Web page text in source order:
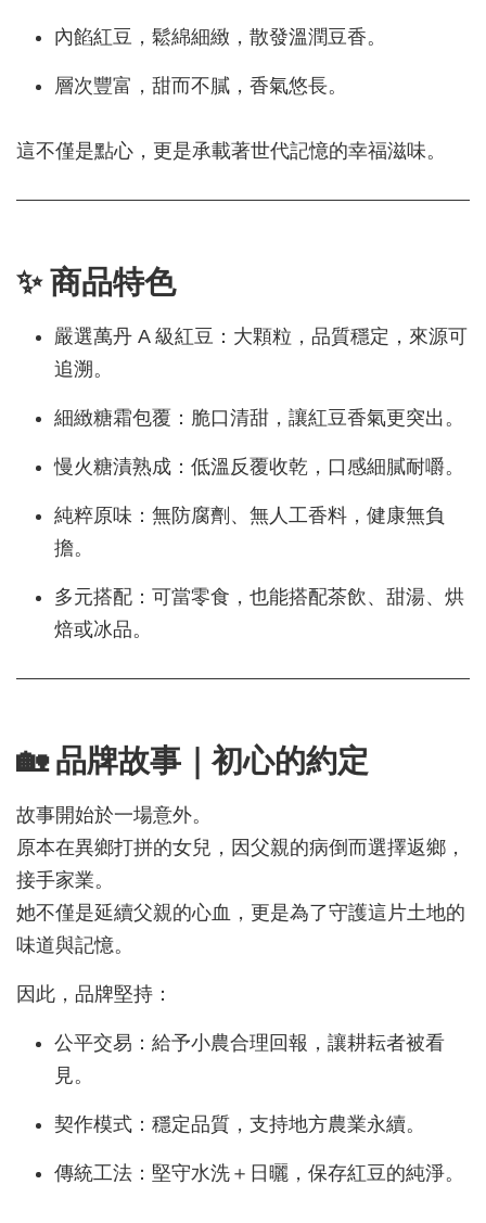
內餡紅豆，鬆綿細緻，散發溫潤豆香。
層次豐富，甜而不膩，香氣悠長。
這不僅是點心，更是承載著世代記憶的幸福滋味。
✨ 商品特色
嚴選萬丹 A 級紅豆：大顆粒，品質穩定，來源可
追溯。
細緻糖霜包覆：脆口清甜，讓紅豆香氣更突出。
慢火糖漬熟成：低溫反覆收乾，口感細膩耐嚼。
純粹原味：無防腐劑、無人工香料，健康無負
擔。
多元搭配：可當零食，也能搭配茶飲、甜湯、烘
焙或冰品。
🏡 品牌故事｜初心的約定
故事開始於一場意外。
原本在異鄉打拼的女兒，因父親的病倒而選擇返鄉，
接手家業。
她不僅是延續父親的心血，更是為了守護這片土地的
味道與記憶。
因此，品牌堅持：
公平交易：給予小農合理回報，讓耕耘者被看
見。
契作模式：穩定品質，支持地方農業永續。
傳統工法：堅守水洗＋日曬，保存紅豆的純淨。